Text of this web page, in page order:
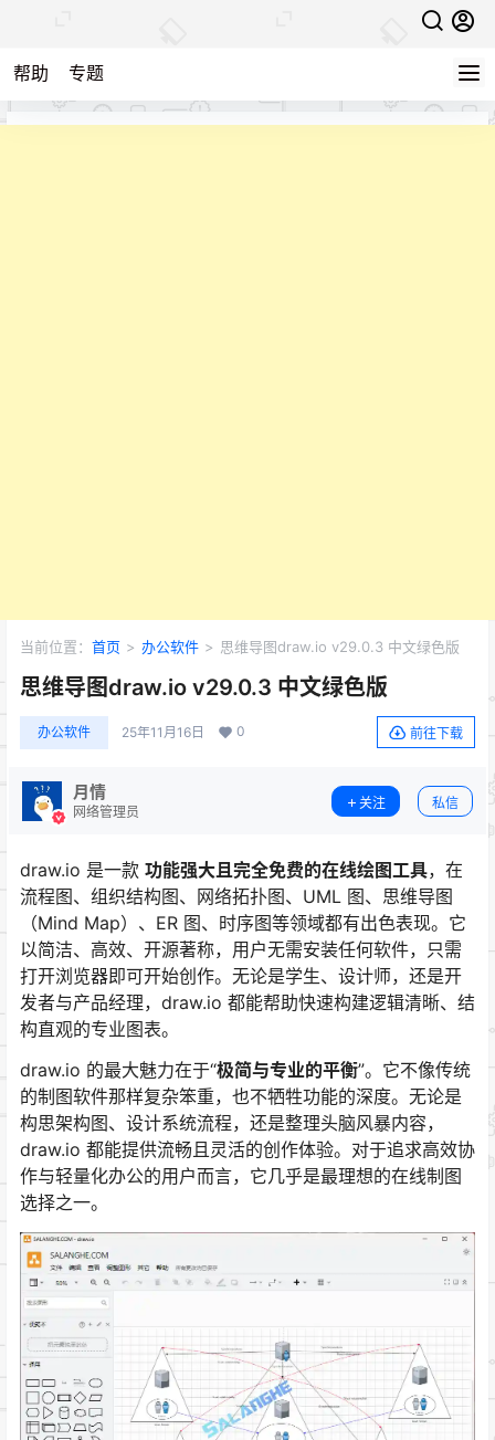
帮助 专题
当前位置： 首页 > 办公软件 > 思维导图draw.io v29.0.3 中文绿色版
思维导图draw.io v29.0.3 中文绿色版
办公软件 25年11月16日 0 前往下载
月情
网络管理员
关注 私信
draw.io 是一款 功能强大且完全免费的在线绘图工具，在
流程图、组织结构图、网络拓扑图、UML 图、思维导图
（Mind Map）、ER 图、时序图等领域都有出色表现。它
以简洁、高效、开源著称，用户无需安装任何软件，只需
打开浏览器即可开始创作。无论是学生、设计师，还是开
发者与产品经理，draw.io 都能帮助快速构建逻辑清晰、结
构直观的专业图表。
draw.io 的最大魅力在于“极简与专业的平衡”。它不像传统
的制图软件那样复杂笨重，也不牺牲功能的深度。无论是
构思架构图、设计系统流程，还是整理头脑风暴内容，
draw.io 都能提供流畅且灵活的创作体验。对于追求高效协
作与轻量化办公的用户而言，它几乎是最理想的在线制图
选择之一。